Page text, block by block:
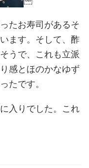
たお寿司があるそ
ます。そして、酢
うで、これも立派
感とほのかなゆず
たです。
入りでした。これ